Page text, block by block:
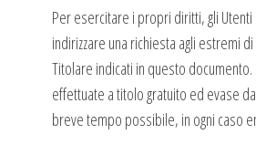
Per esercitare i propri diritti, gli
indirizzare una richiesta agli estremi
Titolare indicati in questo
effettuate a titolo gratuito ed evase
breve tempo possibile, in ogni caso